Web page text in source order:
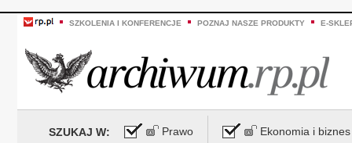
SZKOLENIA I KONFERENCJE POZNAJ NASZE PRODUKTY E-
SZUKAJ W: Prawo Ekonomia i biznes